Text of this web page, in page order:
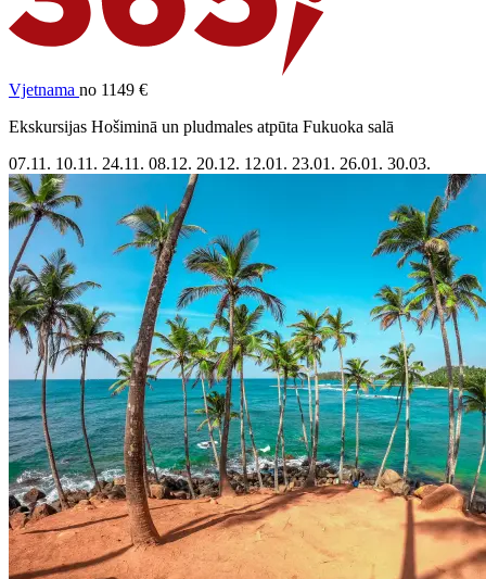
Vjetnama no 1149 €
Ekskursijas Hošiminā un pludmales atpūta Fukuoka salā
07.11. 10.11. 24.11. 08.12. 20.12. 12.01. 23.01. 26.01. 30.03.